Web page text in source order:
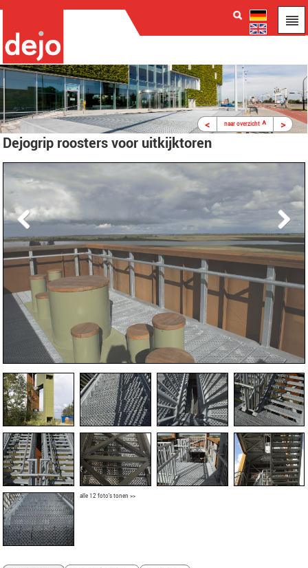
Dejogrip roosters voor uitkijktoren
alle 12 foto's tonen >>
< naar overzicht^ >